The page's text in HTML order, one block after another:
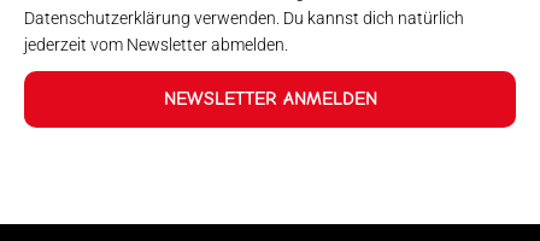
Datenschutzerklärung verwenden. Du kannst dich natürlich
jederzeit vom Newsletter abmelden.
NEWSLETTER ANMELDEN